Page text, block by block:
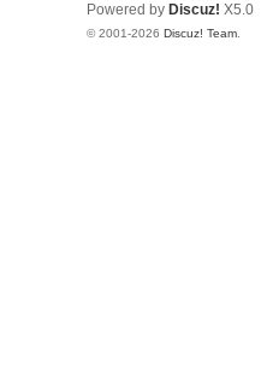
Powered by Discuz! X5.0
© 2001-2026 Discuz! Team